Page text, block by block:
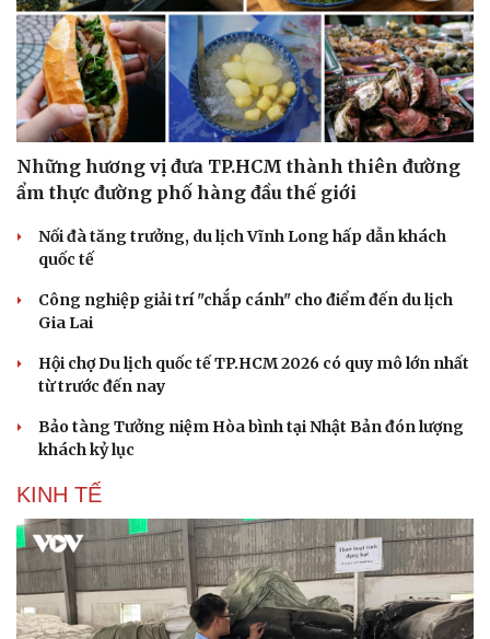
Sân khấu - Điện ảnh
Văn học
Âm nhạc
Di sản
Nghệ sĩ
Thời trang
Sao Việt
Những hương vị đưa TP.HCM thành thiên đường
ẩm thực đường phố hàng đầu thế giới
Nối đà tăng trưởng, du lịch Vĩnh Long hấp dẫn khách
quốc tế
Công nghiệp giải trí "chắp cánh" cho điểm đến du lịch
Gia Lai
Hội chợ Du lịch quốc tế TP.HCM 2026 có quy mô lớn nhất
từ trước đến nay
Bảo tàng Tưởng niệm Hòa bình tại Nhật Bản đón lượng
khách kỷ lục
KINH TẾ